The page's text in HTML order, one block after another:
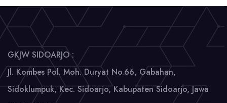
GKJW SIDOARJO :
Jl. Kombes Pol. Moh. Duryat No.66, Gabahan,
Sidoklumpuk, Kec. Sidoarjo, Kabupaten Sidoarjo, Jawa